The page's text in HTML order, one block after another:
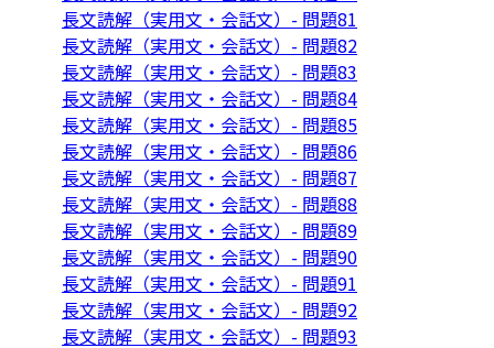
長文読解（実用文・会話文）- 問題81
長文読解（実用文・会話文）- 問題82
長文読解（実用文・会話文）- 問題83
長文読解（実用文・会話文）- 問題84
長文読解（実用文・会話文）- 問題85
長文読解（実用文・会話文）- 問題86
長文読解（実用文・会話文）- 問題87
長文読解（実用文・会話文）- 問題88
長文読解（実用文・会話文）- 問題89
長文読解（実用文・会話文）- 問題90
長文読解（実用文・会話文）- 問題91
長文読解（実用文・会話文）- 問題92
長文読解（実用文・会話文）- 問題93